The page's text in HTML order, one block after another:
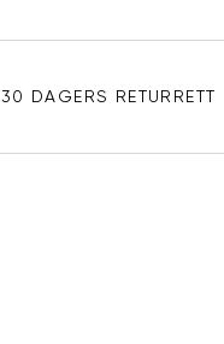
30 DAGERS RETURRETT